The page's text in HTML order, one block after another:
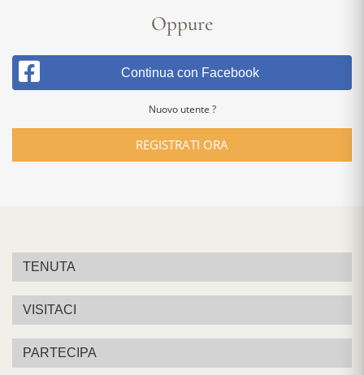
Oppure
Continua con Facebook
Nuovo utente ?
REGISTRATI ORA
TENUTA
VISITACI
PARTECIPA